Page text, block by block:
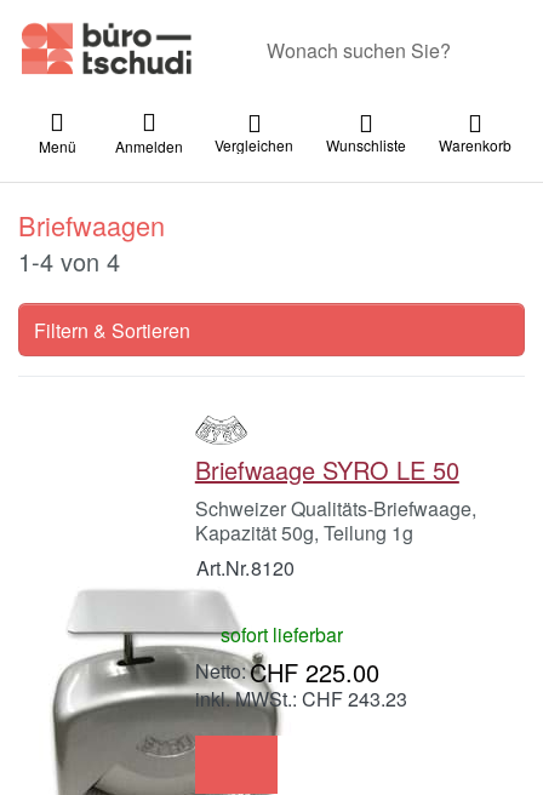
Menü Anmelden Vergleichen Wunschliste Warenkorb
Briefwaagen
Suchergebnisse:
1-4 von 4
Filtern & Sortieren
Briefwaage SYRO LE 50
Schweizer Qualitäts-Briefwaage,
Kapazität 50g, Teilung 1g
Art.Nr.8120
sofort lieferbar
CHF 225.00
inkl. MWSt.: CHF 243.23